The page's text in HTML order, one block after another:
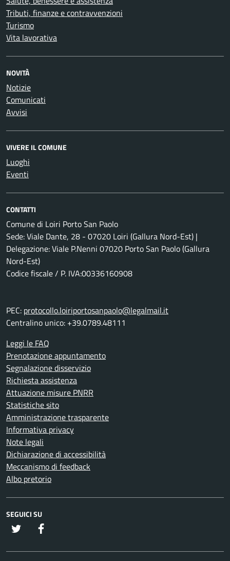
Tributi, finanze e contravvenzioni
Turismo
Vita lavorativa
NOVITÀ
Notizie
Comunicati
Avvisi
VIVERE IL COMUNE
Luoghi
Eventi
CONTATTI
Comune di Loiri Porto San Paolo
Sede: Viale Dante, 28 - 07020 Loiri (Gallura Nord-Est) |
Delegazione: Viale P.Nenni 07020 Porto San Paolo (Gallura
Nord-Est)
Codice fiscale / P. IVA:00336160908
PEC: protocollo.loiriportosanpaolo@legalmail.it
Centralino unico: +39.0789.48111
Leggi le FAQ
Prenotazione appuntamento
Segnalazione disservizio
Richiesta assistenza
Attuazione misure PNRR
Statistiche sito
Amministrazione trasparente
Informativa privacy
Note legali
Dichiarazione di accessibilità
Meccanismo di feedback
Albo pretorio
SEGUICI SU
twitter